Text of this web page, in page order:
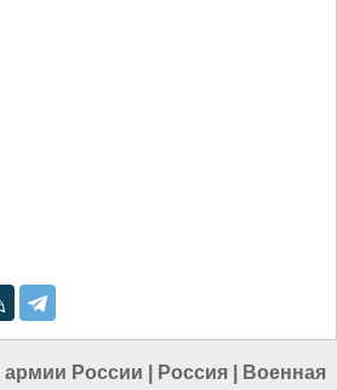
армии России Россия
Военная